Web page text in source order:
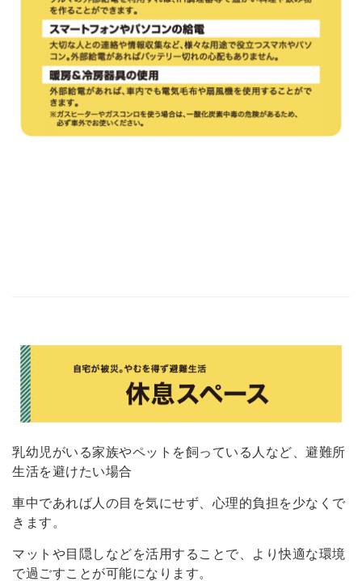
乳幼児がいる家族やペットを飼っている人など、避難所
生活を避けたい場合
車中であれば人の目を気にせず、心理的負担を少なくで
きます。
マットや目隠しなどを活用することで、より快適な環境
で過ごすことが可能になります。